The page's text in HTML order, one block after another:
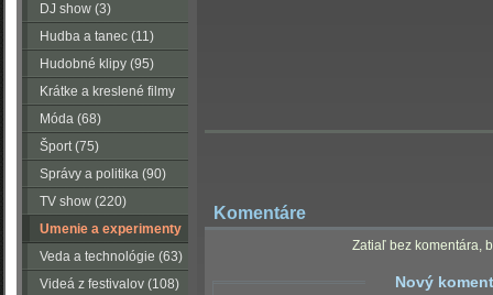
DJ show (3)
Hudba a tanec (11)
Hudobné klipy (95)
Krátke a kreslené filmy
(223)Móda (68)
Šport (75)
Správy a politika (90)
TV show (220)
Umenie a experimenty
(116)Veda a technológie (63)
Videá z festivalov (108)
Komentáre
Zatiaľ bez komentára,
Nový